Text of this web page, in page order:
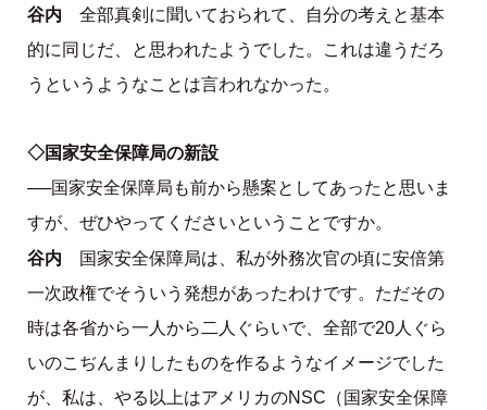
谷内 全部真剣に聞いておられて、自分の考えと基本
的に同じだ、と思われたようでした。これは違うだろ
うというようなことは言われなかった。
◇国家安全保障局の新設
──国家安全保障局も前から懸案としてあったと思いま
すが、ぜひやってくださいということですか。
谷内 国家安全保障局は、私が外務次官の頃に安倍第
一次政権でそういう発想があったわけです。ただその
時は各省から一人から二人ぐらいで、全部で20人ぐら
いのこぢんまりしたものを作るようなイメージでした
が、私は、やる以上はアメリカのNSC（国家安全保障